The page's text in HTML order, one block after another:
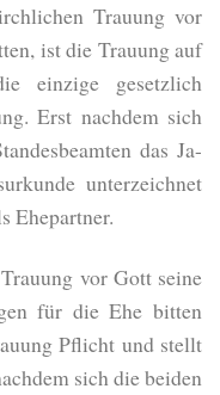
Trauung vor
ist die Trauung auf
einzige gesetzlich
Erst nachdem sich
das Ja-
unterzeichnet
Ehepartner.
vor Gott seine
für die Ehe bitten
Pflicht und stellt
sich die beiden